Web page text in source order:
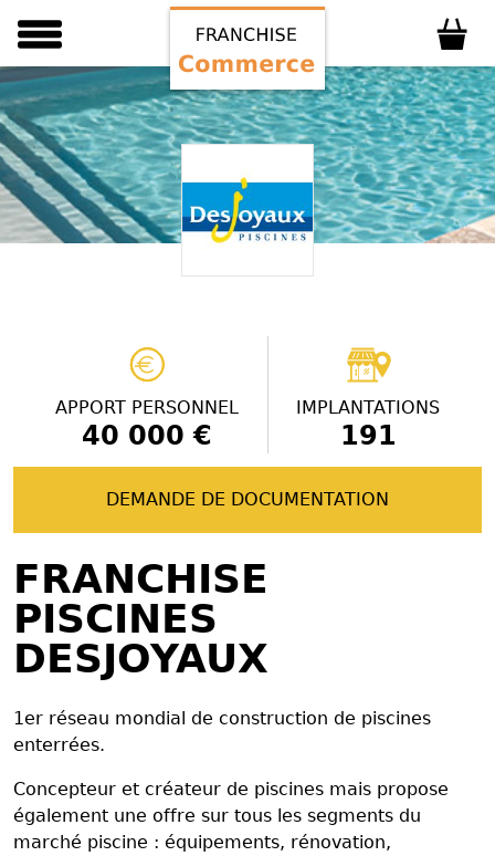
APPORT PERSONNEL
40 000 €
IMPLANTATIONS
191
DEMANDE DE DOCUMENTATION
FRANCHISE
PISCINES
DESJOYAUX
1er réseau mondial de construction de piscines
enterrées.
Concepteur et créateur de piscines mais propose
également une offre sur tous les segments du
marché piscine : équipements, rénovation,